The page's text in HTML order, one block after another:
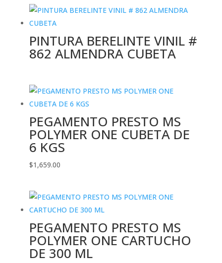
PINTURA BERELINTE VINIL #
862 ALMENDRA CUBETA
PEGAMENTO PRESTO MS
POLYMER ONE CUBETA DE
6 KGS
$1,659.00
PEGAMENTO PRESTO MS
POLYMER ONE CARTUCHO
DE 300 ML